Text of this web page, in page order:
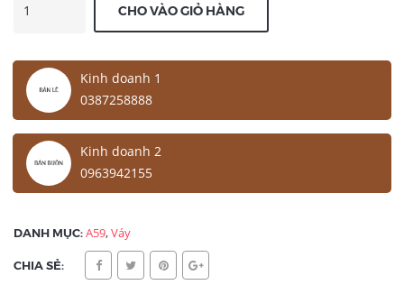
CHO VÀO GIỎ HÀNG
Kinh doanh 1
0387258888
Kinh doanh 2
0963942155
DANH MỤC:A59,Váy
CHIA SẺ: